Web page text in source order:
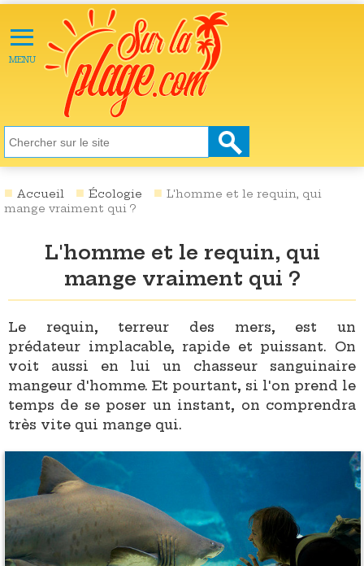
≡
MENU
ACTU
LOISIRS
NATURE
SANTÉ
SOCIÉTÉ
CULTURE
DESTINATIONS
Accueil Écologie
L'homme et le requin, qui
mange vraiment qui ?
L'homme et le requin, qui
mange vraiment qui ?
Le requin, terreur des mers, est un
prédateur implacable, rapide et puissant. On
voit aussi en lui un chasseur sanguinaire
mangeur d'homme. Et pourtant, si l'on prend le
temps de se poser un instant, on comprendra
très vite qui mange qui.